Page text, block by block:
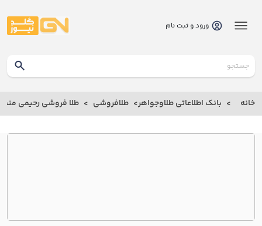
بانک
بانک
اطلاعاتی
درباره
ورود و ثبت نام
خانه بانک اطلاعاتی طلاوجواهر طلافروشی طلا فروشی رحيمي